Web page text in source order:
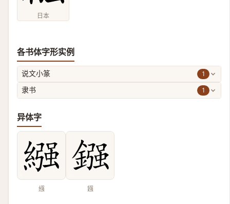
日本
各书体字形实例
说文小篆 1
隶书 1
异体字
繦 鏹